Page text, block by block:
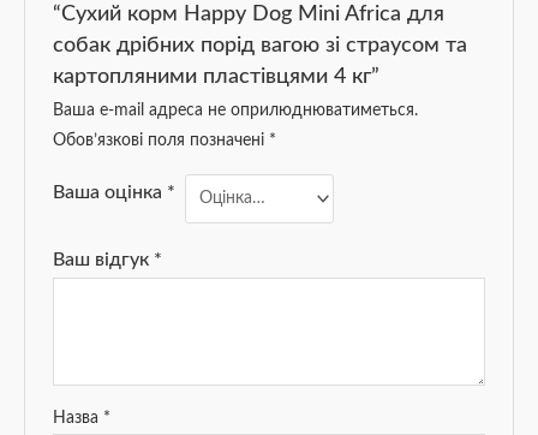
“Сухий корм Happy Dog Mini Africa для
собак дрібних порід вагою зі страусом та
картопляними пластівцями 4 кг”
Ваша e-mail адреса не оприлюднюватиметься.
Обов’язкові поля позначені *
Ваша оцінка *
Ваш відгук *
Назва *